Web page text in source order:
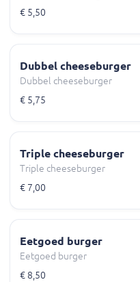
€ 5,50
Dubbel cheeseburger
Dubbel cheeseburger
€ 5,75
Triple cheeseburger
Triple cheeseburger
€ 7,00
Eetgoed burger
Eetgoed burger
€ 8,50